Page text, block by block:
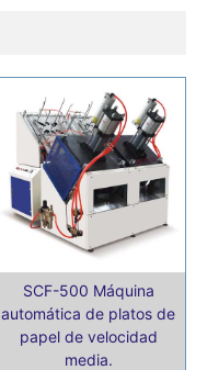
SCF-500 Máquina
automática de platos de
papel de velocidad
media.